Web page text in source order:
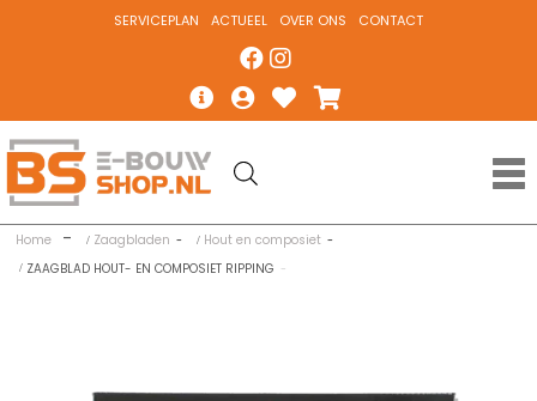
SERVICEPLAN ACTUEEL OVER ONS CONTACT
Home Zaagbladen
Hout en composiet
ZAAGBLAD HOUT- EN COMPOSIET RIPPING